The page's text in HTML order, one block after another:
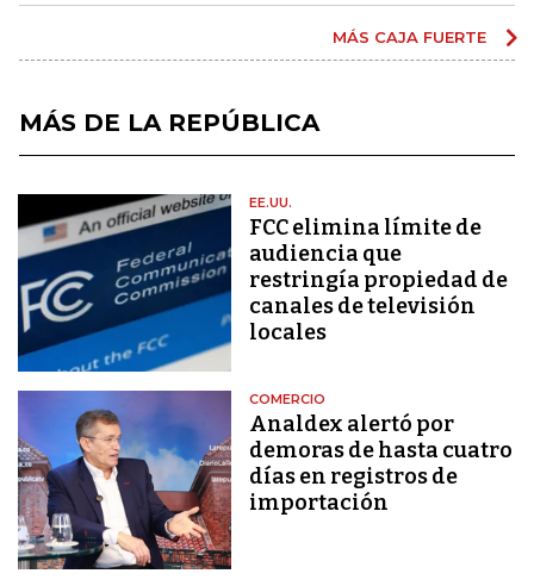
MÁS CAJA FUERTE
MÁS DE LA REPÚBLICA
EE.UU.
FCC elimina límite de
audiencia que
restringía propiedad de
canales de televisión
locales
COMERCIO
Analdex alertó por
demoras de hasta cuatro
días en registros de
importación